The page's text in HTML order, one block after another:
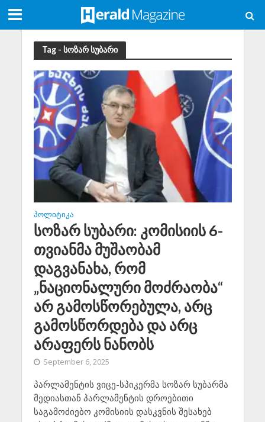
Tag - სოზარ სუბარი
ᲞᲝᲚᲘᲢᲘᲙᲐ
სოზარ სუბარი: კომისიის 6-
თვიანმა მუშაობამ
დაგვანახა, რომ
„ნაციონალური მოძრაობა“
არ გამოსწორებულა, არც
გამოსწორდება და არც
არაფერს ნანობს
September 6, 2025
პარლამენტის ვიცე-სპიკერმა სოზარ სუბარმა
მედიასთან პარლამენტის დროებითი
საგამოძიებო კომისიის დასკვნის შესახებ